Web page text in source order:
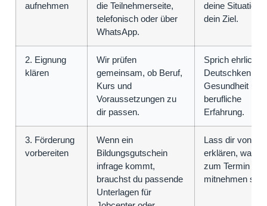
aufnehmen
die Teilnehmerseite,
telefonisch oder über
WhatsApp.
deine Situation
dein Ziel.
2. Eignung
klären
Wir prüfen
gemeinsam, ob Beruf,
Kurs und
Voraussetzungen zu
dir passen.
Sprich ehrlich
Gesundheit und
berufliche
Erfahrung.
3. Förderung
vorbereiten
Wenn ein
Bildungsgutschein
infrage kommt,
brauchst du passende
Unterlagen für
Lass dir von
erklären, was
zum Termin
mitnehmen